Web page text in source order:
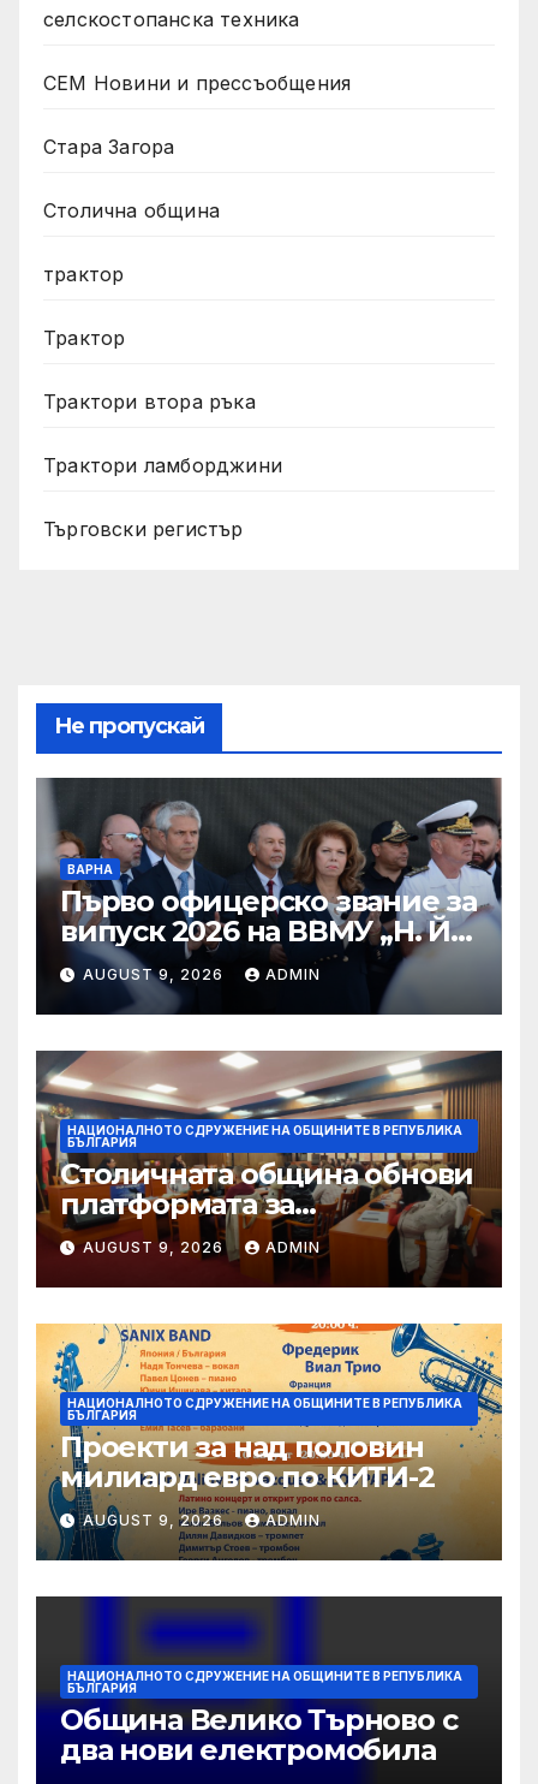
селскостопанска техника
СЕМ Новини и прессъобщения
Стара Загора
Столична община
трактор
Трактор
Трактори втора ръка
Трактори ламборджини
Търговски регистър
Не пропускай
ВАРНА
Първо офицерско звание за
випуск 2026 на ВВМУ „Н. Й.
Вапцаров“
AUGUST 9, 2026 ADMIN
НАЦИОНАЛНОТО СДРУЖЕНИЕ НА ОБЩИНИТЕ В РЕПУБЛИКА
БЪЛГАРИЯ
Столичната община обнови
платформата за
граждански сигнали Call
Sofia
AUGUST 9, 2026 ADMIN
НАЦИОНАЛНОТО СДРУЖЕНИЕ НА ОБЩИНИТЕ В РЕПУБЛИКА
БЪЛГАРИЯ
Проекти за над половин
милиард евро по КИТИ-2
AUGUST 9, 2026 ADMIN
НАЦИОНАЛНОТО СДРУЖЕНИЕ НА ОБЩИНИТЕ В РЕПУБЛИКА
БЪЛГАРИЯ
Община Велико Търново с
два нови електромобила